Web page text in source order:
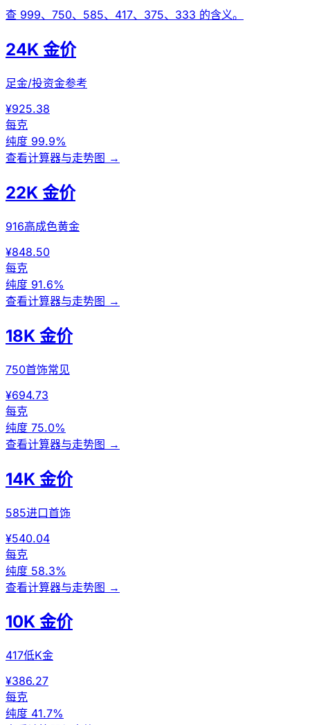
查 999、750、585、417、375、333 的含义。
24K 金价
足金/投资金参考
¥925.38
每克
纯度 99.9%
查看计算器与走势图 →
22K 金价
916高成色黄金
¥848.50
每克
纯度 91.6%
查看计算器与走势图 →
18K 金价
750首饰常见
¥694.73
每克
纯度 75.0%
查看计算器与走势图 →
14K 金价
585进口首饰
¥540.04
每克
纯度 58.3%
查看计算器与走势图 →
10K 金价
417低K金
¥386.27
每克
纯度 41.7%